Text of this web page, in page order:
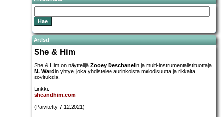
Artisti
She & Him
She & Him on näyttelijä Zooey Deschanelin ja multi-instrumentalistituottaja
M. Wardin yhtye, joka yhdistelee aurinkoista melodisuutta ja rikkaita
sovituksia.
Linkki:
sheandhim.com
(Päivitetty 7.12.2021)